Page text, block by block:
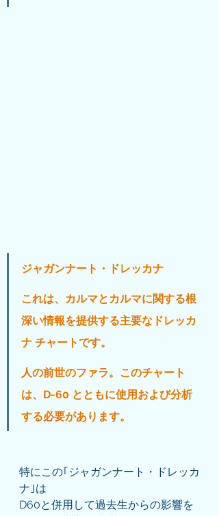
ジャガンナート・ドレッカナ
これは、カルマとカルマに関する根
深い情報を提供する主要なドレッカ
ナ チャートです。
人の前世のファラ。このチャート
は、D-60 とともに使用および分析
する必要があります。
特にこの｢ジャガンナート・ドレッカ
ナ｣は
D60と併用して過去生からの影響を